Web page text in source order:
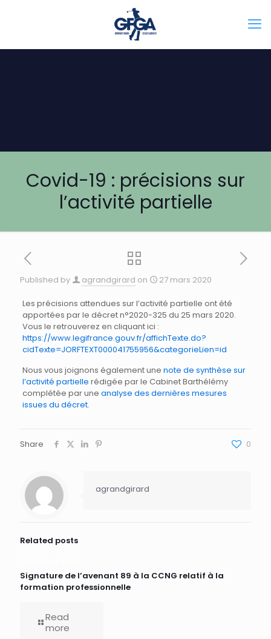
Covid-19 : précisions sur
l’activité partielle
Published by agrandgirard on 27 mars 2020
Les précisions attendues sur l’activité partielle ont été
apportées par le décret n°2020-325 du 25 mars 2020.
Vous le retrouverez en cliquant ici :
https://www.legifrance.gouv.fr/affichTexte.do?
cidTexte=JORFTEXT000041755956&categorieLien=id
Nous vous joignons également une note de synthèse sur
l’activité partielle rédigée par le Cabinet Barthélémy
complétée par une analyse des dernières mesures
issues du décret.
Share 0
agrandgirard
Related posts
Signature de l’avenant 89 à la CCNG relatif à la
formation professionnelle
Read
more